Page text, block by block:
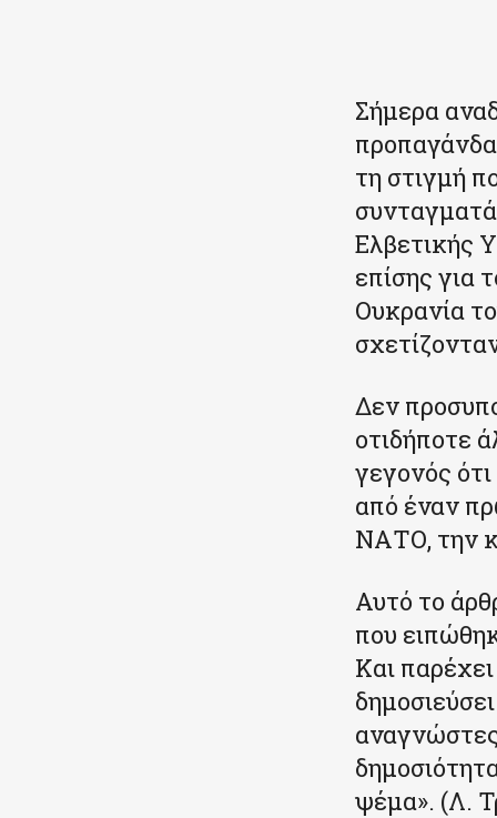
Σήμερα
τη στιγμή
Ελβετικής
επίσης για
Ουκρανία
Δεν
οτιδήποτε
γεγονός
από έναν
ΝΑΤΟ, την
Αυτό το
που
Και
ψέμα». (Λ.